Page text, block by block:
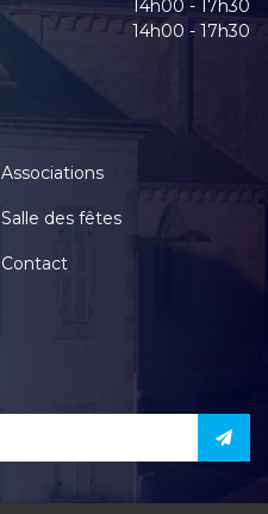
14h00 - 17h30
14h00 - 17h30
Associations
Salle des fêtes
Contact